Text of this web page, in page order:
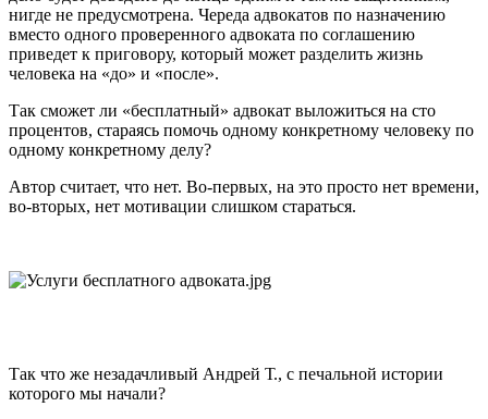
нигде не предусмотрена. Череда адвокатов по назначению
вместо одного проверенного адвоката по соглашению
приведет к приговору, который может разделить жизнь
человека на «до» и «после».
Так сможет ли «бесплатный» адвокат выложиться на сто
процентов, стараясь помочь одному конкретному человеку по
одному конкретному делу?
Автор считает, что нет. Во-первых, на это просто нет времени,
во-вторых, нет мотивации слишком стараться.
Так что же незадачливый Андрей Т., с печальной истории
которого мы начали?